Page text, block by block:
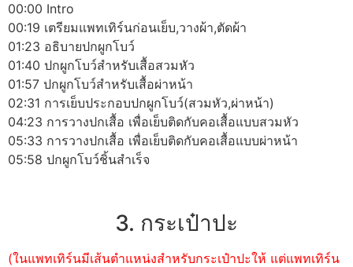
00:00 Intro
00:19 เตรียมแพทเทิร์นก่อนเย็บ,วางผ้า,ตัดผ้า
01:23 อธิบายปกผูกโบว์
01:40 ปกผูกโบว์สำหรับเสื้อสวมหัว
01:57 ปกผูกโบว์สำหรับเสื้อผ่าหน้า
02:31 การเย็บประกอบปกผูกโบว์(สวมหัว,ผ่าหน้า)
04:23 การวางปกเสื้อ เพื่อเย็บติดกับคอเสื้อแบบสวมหัว
05:33 การวางปกเสื้อ เพื่อเย็บติดกับคอเสื้อแบบผ่าหน้า
05:58 ปกผูกโบว์ชิ้นสำเร็จ
3. กระเป๋าปะ
(ในแพทเทิร์นมีเส้นตำแหน่งสำหรับกระเป๋าปะให้ แต่แพทเทิร์น